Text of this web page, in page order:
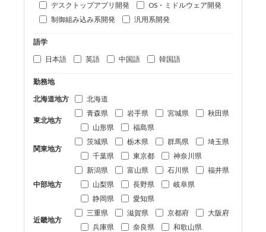
デスクトップアプリ開発
OS・ミドルウェア開発
制御組み込み系開発
汎用系開発
語学
日本語
英語 中国語 韓国語
勤務地
北海道地方
北海道
東北地方
青森県 岩手県 宮城県
秋田県
山形県
福島県
関東地方
茨城県 栃木県 群馬県
埼玉県
千葉県
東京都 神奈川県
中部地方
新潟県 富山県 石川県
福井県
山梨県
長野県
岐阜県
静岡県
愛知県
近畿地方
三重県 滋賀県 京都府
大阪府
兵庫県
奈良県 和歌山県